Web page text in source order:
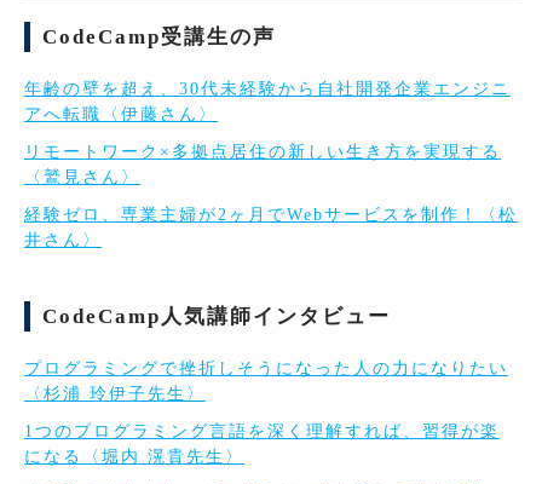
CodeCamp受講生の声
年齢の壁を超え、30代未経験から自社開発企業エンジニ
アへ転職〈伊藤さん〉
リモートワーク×多拠点居住の新しい生き方を実現する
〈鷲見さん〉
経験ゼロ、専業主婦が2ヶ月でWebサービスを制作！〈松
井さん〉
CodeCamp人気講師インタビュー
プログラミングで挫折しそうになった人の力になりたい
〈杉浦 玲伊子先生〉
1つのプログラミング言語を深く理解すれば、習得が楽
になる〈堀内 滉貴先生〉